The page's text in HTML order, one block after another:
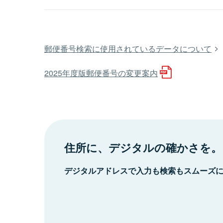
郵便番号検索に使用されているデータについて
2025年度版郵便番号の変更案内
住所に、デジタルの確かさを。
デジタルアドレスで入力も検索もスムーズ